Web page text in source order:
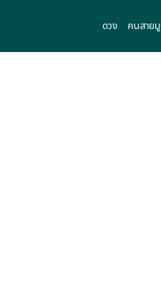
ดวง คนสายมู